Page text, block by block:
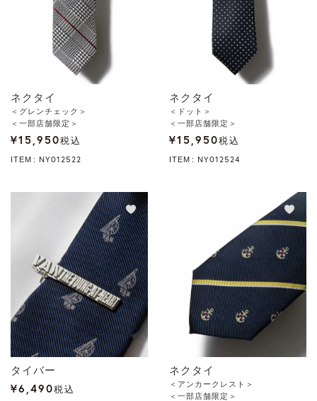
ネクタイ
＜グレンチェック＞
＜一部店舗限定＞
¥15,950税込
ITEM NY012522
ネクタイ
＜ドット＞
＜一部店舗限定＞
¥15,950税込
ITEM NY012524
タイバー
¥6,490税込
ネクタイ
＜アンカークレスト＞
＜一部店舗限定＞